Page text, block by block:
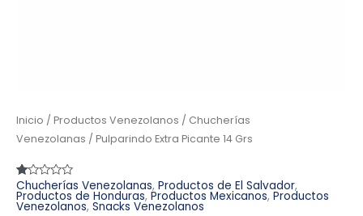
Inicio / Productos Venezolanos / Chucherías
Venezolanas / Pulparindo Extra Picante 14 Grs
Valorado
con
1.00
1
Chucherías Venezolanas, Productos de El Salvador,
Productos de Honduras, Productos Mexicanos, Productos
Venezolanos, Snacks Venezolanos